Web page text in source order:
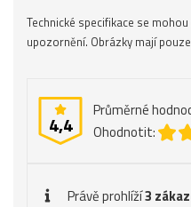
Technické specifikace se
upozornění. Obrázky mají
4,4
Průměrné
Ohodnotit:
Právě prohlíží3